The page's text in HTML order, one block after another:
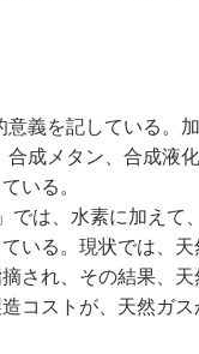
義を記している。加
合成メタン、合成液
いる。
は、水素に加えて、
いる。現状では、天
され、その結果、天
コストが、天然ガス